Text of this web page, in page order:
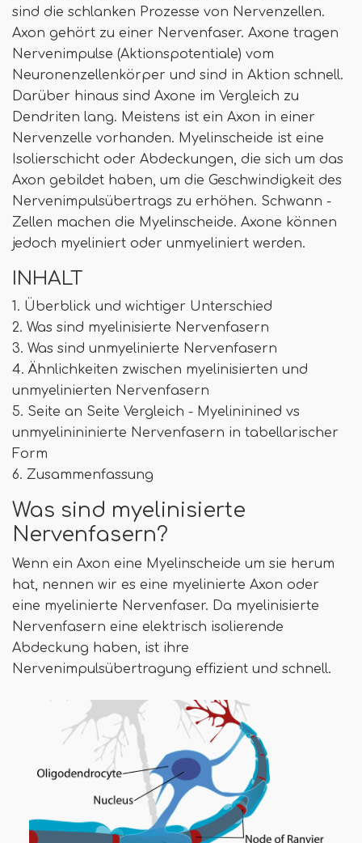
sind die schlanken Prozesse von Nervenzellen.
Axon gehört zu einer Nervenfaser. Axone tragen
Nervenimpulse (Aktionspotentiale) vom
Neuronenzellenkörper und sind in Aktion schnell.
Darüber hinaus sind Axone im Vergleich zu
Dendriten lang. Meistens ist ein Axon in einer
Nervenzelle vorhanden. Myelinscheide ist eine
Isolierschicht oder Abdeckungen, die sich um das
Axon gebildet haben, um die Geschwindigkeit des
Nervenimpulsübertrags zu erhöhen. Schwann -
Zellen machen die Myelinscheide. Axone können
jedoch myeliniert oder unmyeliniert werden.
INHALT
1. Überblick und wichtiger Unterschied
2. Was sind myelinisierte Nervenfasern
3. Was sind unmyelinierte Nervenfasern
4. Ähnlichkeiten zwischen myelinisierten und
unmyelinierten Nervenfasern
5. Seite an Seite Vergleich - Myelininined vs
unmyelinininierte Nervenfasern in tabellarischer
Form
6. Zusammenfassung
Was sind myelinisierte
Nervenfasern?
Wenn ein Axon eine Myelinscheide um sie herum
hat, nennen wir es eine myelinierte Axon oder
eine myelinierte Nervenfaser. Da myelinisierte
Nervenfasern eine elektrisch isolierende
Abdeckung haben, ist ihre
Nervenimpulsübertragung effizient und schnell.